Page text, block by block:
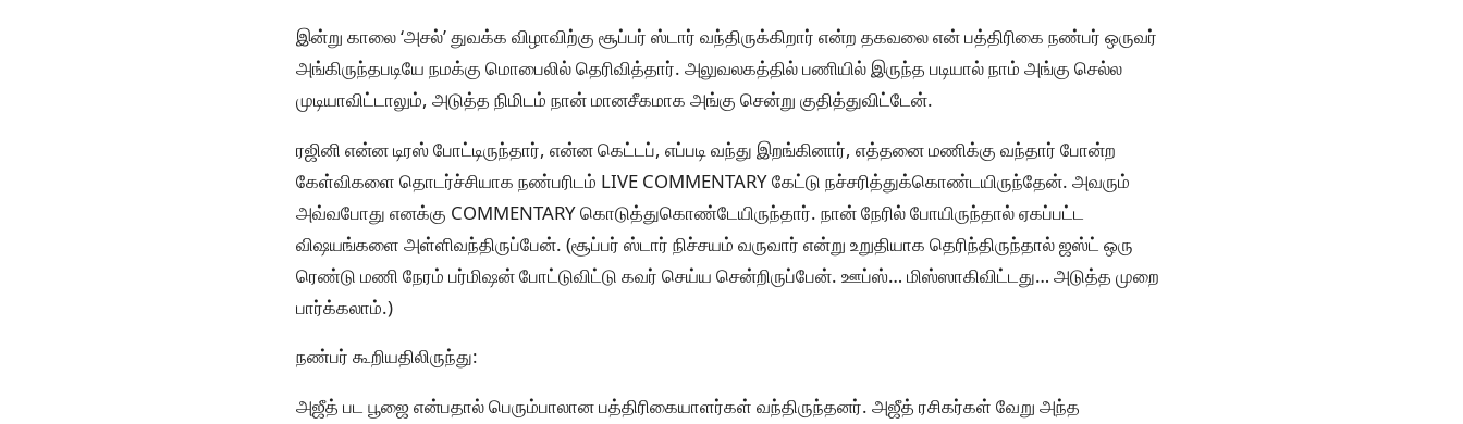
இன்று காலை ‘அசல்’ துவக்க விழாவிற்கு சூப்பர் ஸ்டார் வந்திருக்கிறார் என்ற தகவலை என் பத்திரிகை நண்பர் ஒருவர்
அங்கிருந்தபடியே நமக்கு மொபைலில் தெரிவித்தார். அலுவலகத்தில் பணியில் இருந்த படியால் நாம் அங்கு செல்ல
முடியாவிட்டாலும், அடுத்த நிமிடம் நான் மானசீகமாக அங்கு சென்று குதித்துவிட்டேன்.
ரஜினி என்ன டிரஸ் போட்டிருந்தார், என்ன கெட்டப், எப்படி வந்து இறங்கினார், எத்தனை மணிக்கு வந்தார் போன்ற
கேள்விகளை தொடர்ச்சியாக நண்பரிடம் LIVE COMMENTARY கேட்டு நச்சரித்துக்கொண்டயிருந்தேன். அவரும்
அவ்வபோது எனக்கு COMMENTARY கொடுத்துகொண்டேயிருந்தார். நான் நேரில் போயிருந்தால் ஏகப்பட்ட
விஷயங்களை அள்ளிவந்திருப்பேன். (சூப்பர் ஸ்டார் நிச்சயம் வருவார் என்று உறுதியாக தெரிந்திருந்தால் ஜஸ்ட் ஒரு
ரெண்டு மணி நேரம் பர்மிஷன் போட்டுவிட்டு கவர் செய்ய சென்றிருப்பேன். ஊப்ஸ்… மிஸ்ஸாகிவிட்டது… அடுத்த முறை
பார்க்கலாம்.)
நண்பர் கூறியதிலிருந்து:
அஜீத் பட பூஜை என்பதால் பெரும்பாலான பத்திரிகையாளர்கள் வந்திருந்தனர். அஜீத் ரசிகர்கள் வேறு அந்த